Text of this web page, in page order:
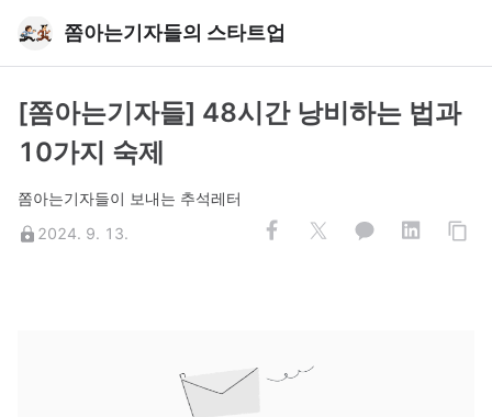
쫌아는기자들의 스타트업
[쫌아는기자들] 48시간 낭비하는 법과
10가지 숙제
쫌아는기자들이 보내는 추석레터
2024. 9. 13.